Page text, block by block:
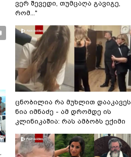
ვერ შევედი, თუმცაღა გავიგე,
რომ..."
ცნობილია რა მუხლით დააკავეს
ნია იმნაძე - ამ დრომდე ის
კლინიკაშია: რას ამბობს ექიმი